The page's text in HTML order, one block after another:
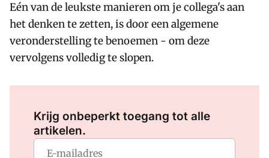
Eén van de leukste manieren om je collega's aan
het denken te zetten, is door een algemene
veronderstelling te benoemen - om deze
vervolgens volledig te slopen.
Krijg onbeperkt toegang tot alle
artikelen.